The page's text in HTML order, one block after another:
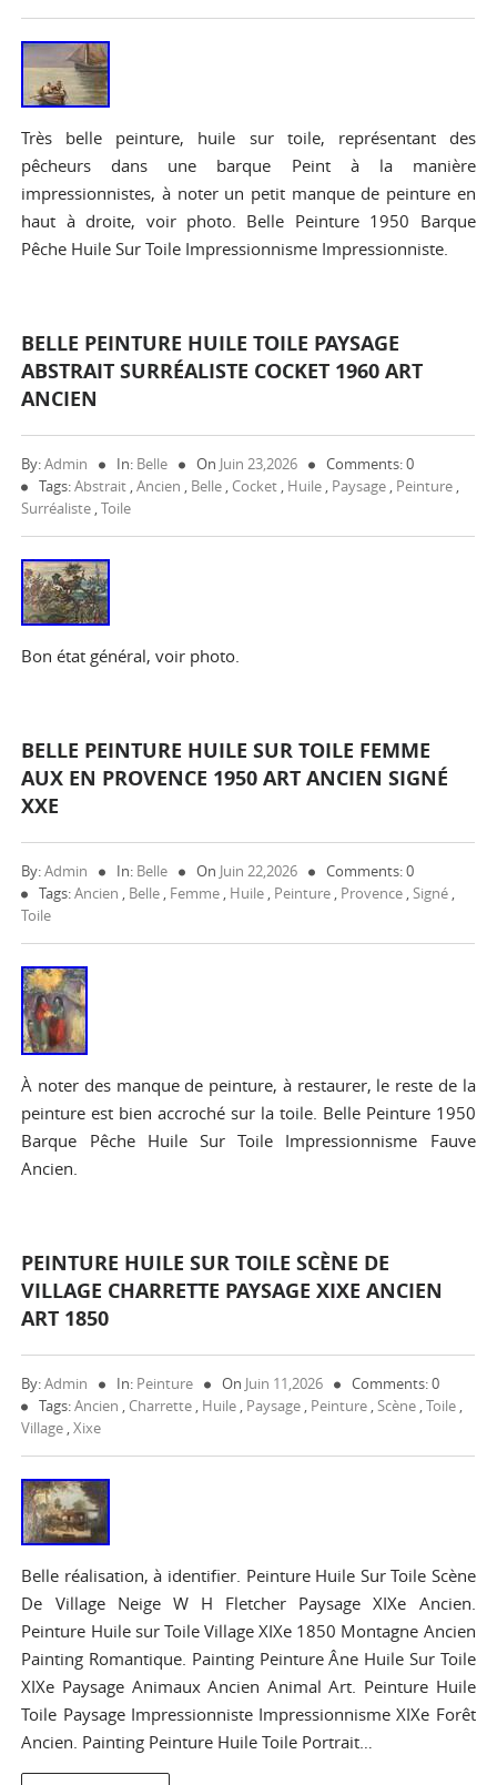
Très belle peinture, huile sur toile, représentant des
pêcheurs dans une barque Peint à la manière
impressionnistes, à noter un petit manque de peinture en
haut à droite, voir photo. Belle Peinture 1950 Barque
Pêche Huile Sur Toile Impressionnisme Impressionniste.
BELLE PEINTURE HUILE TOILE PAYSAGE
ABSTRAIT SURRÉALISTE COCKET 1960 ART
ANCIEN
By:Admin In: Belle On Juin 23,2026
Comments: 0
Tags:Abstrait ,Ancien , Belle , Cocket , Huile , Paysage , Peinture ,
Surréaliste ,Toile
Bon état général, voir photo.
BELLE PEINTURE HUILE SUR TOILE FEMME
AUX EN PROVENCE 1950 ART ANCIEN SIGNÉ
XXE
By:Admin In: Belle On Juin 22,2026
Comments: 0
Tags:Ancien , Belle , Femme , Huile , Peinture , Provence ,Signé ,
Toile
À noter des manque de peinture, à restaurer, le reste de la
peinture est bien accroché sur la toile. Belle Peinture 1950
Barque Pêche Huile Sur Toile Impressionnisme Fauve
Ancien.
PEINTURE HUILE SUR TOILE SCÈNE DE
VILLAGE CHARRETTE PAYSAGE XIXE ANCIEN
ART 1850
By:Admin In: Peinture On Juin 11,2026
Comments: 0
Tags:Ancien , Charrette , Huile , Paysage , Peinture ,Scène ,Toile ,
Village ,Xixe
Belle réalisation, à identifier. Peinture Huile Sur Toile Scène
De Village Neige W H Fletcher Paysage XIXe Ancien.
Peinture Huile sur Toile Village XIXe 1850 Montagne Ancien
Painting Romantique. Painting Peinture Âne Huile Sur Toile
XIXe Paysage Animaux Ancien Animal Art. Peinture Huile
Toile Paysage Impressionniste Impressionnisme XIXe Forêt
Ancien. Painting Peinture Huile Toile Portrait…